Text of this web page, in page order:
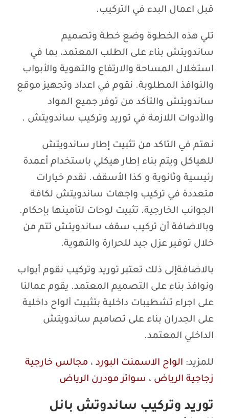
قبل اعمال البدء في التركيب.
تلي هذه الخطوة وضع خطة وتصميم
ساندويتش بناء على الطلب المعتمد، بما في
استغلال المساحة والارتفاع والتهوية والأبواب
والنوافذ المطلوبة. نقوم في اعداد وتجهيز موقع
ساندويتش والتأكد من توفر جميع المواد
والأدوات اللازمة في توريد وتركيب ساندويتش .
نهتم في التاكد من تثبيت إطار ساندويتش
للهياكل ويتم بناء إطار هيكلي باستخدام أعمدة
رئيسية وثانوية و كذا الأسقف. نقدم خيارات
متعددة في تركيب واجهات ساندويتش لكافة
الجوانب الخارجية. تثبيت لوحات لتأمينها بإحكام.
وبالاضافة أن تركيب سقف ساندويتش تتم من
خلال توفير عزل جيد للحرارة والتهوية.
بالاضافةإلى ذلك تعتبر توريد وتركيب نقوم أبواب
ونوافذ بناء على التصميم المعتمد. يقوم عمالنا
على اجراء تشطيبات داخلية بتثبيت ألواح داخلية
على الجدران بناء على تصاميم ساندويتش
الداخلي المعتمد.
للمزيد: الواح الاسمنت البورد ، مجالس خارجية
زجاجية الرياض ، سواتر مودرن الرياض
توريد وتركيب ساندوتش بانل